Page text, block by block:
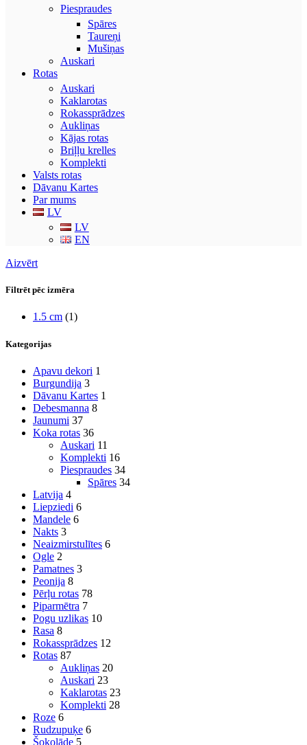
Piespraudes
Spāres
Taureņi
Mušiņas
Auskari
Rotas
Auskari
Kaklarotas
Rokassprādzes
Aukliņas
Kājas rotas
Briļļu krelles
Komplekti
Valsts rotas
Dāvanu Kartes
Par mums
LV
LV
EN
Aizvērt
Filtrēt pēc izmēra
1.5 cm (1)
Kategorijas
Apavu dekori 1
Burgundija 3
Dāvanu Kartes 1
Debesmanna 8
Jaunumi 37
Koka rotas 36
Auskari 11
Komplekti 16
Piespraudes 34
Spāres 34
Latvija 4
Liepziedi 6
Mandele 6
Nakts 3
Neaizmirstulītes 6
Ogle 2
Pamatnes 3
Peonija 8
Pērļu rotas 78
Piparmētra 7
Pogu uzlikas 10
Rasa 8
Rokassprādzes 12
Rotas 87
Aukliņas 20
Auskari 23
Kaklarotas 23
Komplekti 28
Roze 6
Rudzupuķe 6
Šokolāde 5